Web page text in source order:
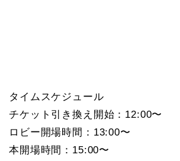
タイムスケジュール
チケット引き換え開始：12:00〜
ロビー開場時間：13:00〜
本開場時間：15:00〜